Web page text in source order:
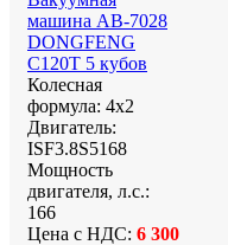
машина АВ-7028
DONGFENG
C120T 5 кубов
Колесная
формула: 4х2
Двигатель:
ISF3.8S5168
Мощность
двигателя, л.с.:
166
Цена с НДС: 6 300